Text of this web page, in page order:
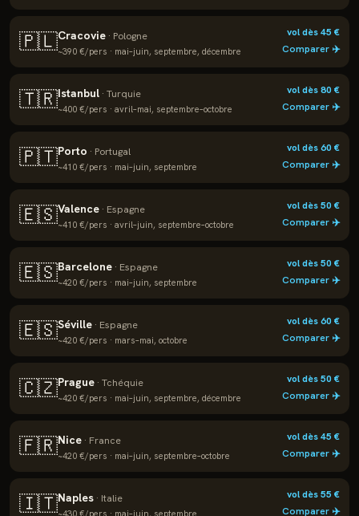
🇵🇱Cracovie · Pologne
~390 €/pers · mai–juin, septembre, décembre
vol dès45 €
Comparer ✈️
🇹🇷Istanbul · Turquie
~400 €/pers · avril–mai, septembre–octobre
vol dès80€
Comparer ✈️
🇵🇹Porto · Portugal
~410 €/pers · mai–juin, septembre
vol dès60€
Comparer ✈️
🇪🇸Valence · Espagne
~410 €/pers · avril–juin, septembre–octobre
vol dès50€
Comparer ✈️
🇪🇸Barcelone · Espagne
~420 €/pers · mai–juin, septembre
vol dès50€
Comparer ✈️
🇪🇸Séville · Espagne
~420 €/pers · mars–mai, octobre
vol dès60€
Comparer ✈️
🇨🇿Prague · Tchéquie
~420 €/pers · mai–juin, septembre, décembre
vol dès50€
Comparer ✈️
🇫🇷Nice · France
~420 €/pers · mai–juin, septembre–octobre
vol dès45 €
Comparer ✈️
🇮🇹Naples · Italie
~430 €/pers · mai–juin, septembre
vol dès55 €
Comparer ✈️